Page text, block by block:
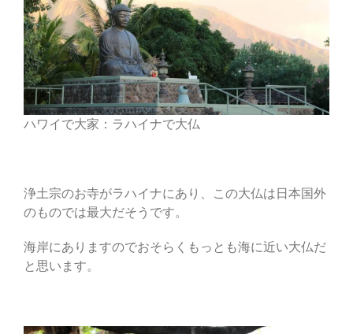
ハワイで大家：ラハイナで大仏
浄土宗のお寺がラハイナにあり、この大仏は日本国外
のものでは最大だそうです。
海岸にありますのでおそらくもっとも海に近い大仏だ
と思います。